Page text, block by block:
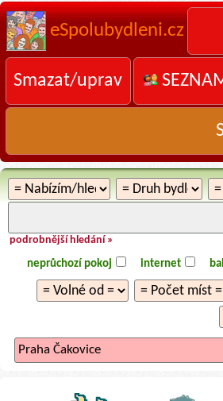
eSpolubydleni.cz
Smazat/uprav
podrobnější hledání »
neprůchozí pokoj internet